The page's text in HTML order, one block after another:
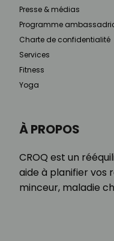
À PROPOS
CROQ est un
aide à planifier vos
minceur, maladie
Presse & médias
Programme
Charte de confidentialité
Services
Fitness
Yoga